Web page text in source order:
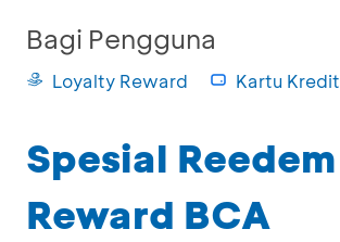
Bagi Pengguna
Loyalty Reward Kartu Kredit
Spesial Reedem
Reward BCA